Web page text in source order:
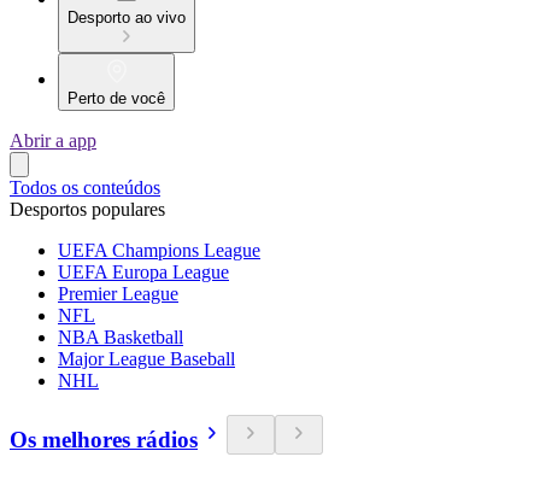
Desporto ao vivo
Perto de você
Abrir a app
Todos os conteúdos
Desportos populares
UEFA Champions League
UEFA Europa League
Premier League
NFL
NBA Basketball
Major League Baseball
NHL
Os melhores rádios